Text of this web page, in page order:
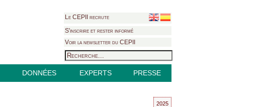
Le CEPII recrute
S'inscrire et rester informé
Voir la newsletter du CEPII
DONNÉES EXPERTS PRESSE
2025